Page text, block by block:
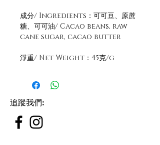
成分/ Ingredients：可可豆、原蔗
糖、可可油/ Cacao beans, raw
cane sugar, cacao butter
淨重/ Net Weight：45克/g
追蹤我們: